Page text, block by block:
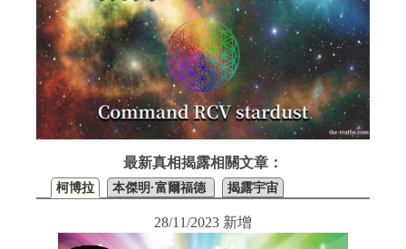
最新真相揭露相關文章：
柯博拉 本傑明·富爾福德 揭露宇宙
28/11/2023 新增